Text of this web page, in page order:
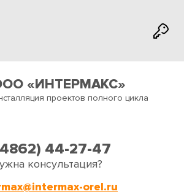
«ИНТЕРМАКС»
проектов полного цикла
44-27-47
консультация?
orel.ru